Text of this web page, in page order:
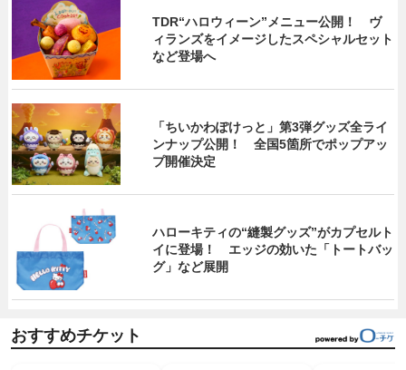
TDR“ハロウィーン”メニュー公開！ ヴ
ィランズをイメージしたスペシャルセット
など登場へ
「ちいかわぽけっと」第3弾グッズ全ライ
ンナップ公開！ 全国5箇所でポップアッ
プ開催決定
ハローキティの“縫製グッズ”がカプセルト
イに登場！ エッジの効いた「トートバッ
グ」など展開
おすすめチケット